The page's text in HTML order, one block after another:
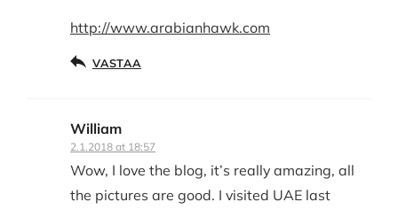
http://www.arabianhawk.com
VASTAA
William
2.1.2018 at 18:57
Wow, I love the blog, it’s really amazing, all
the pictures are good. I visited UAE last